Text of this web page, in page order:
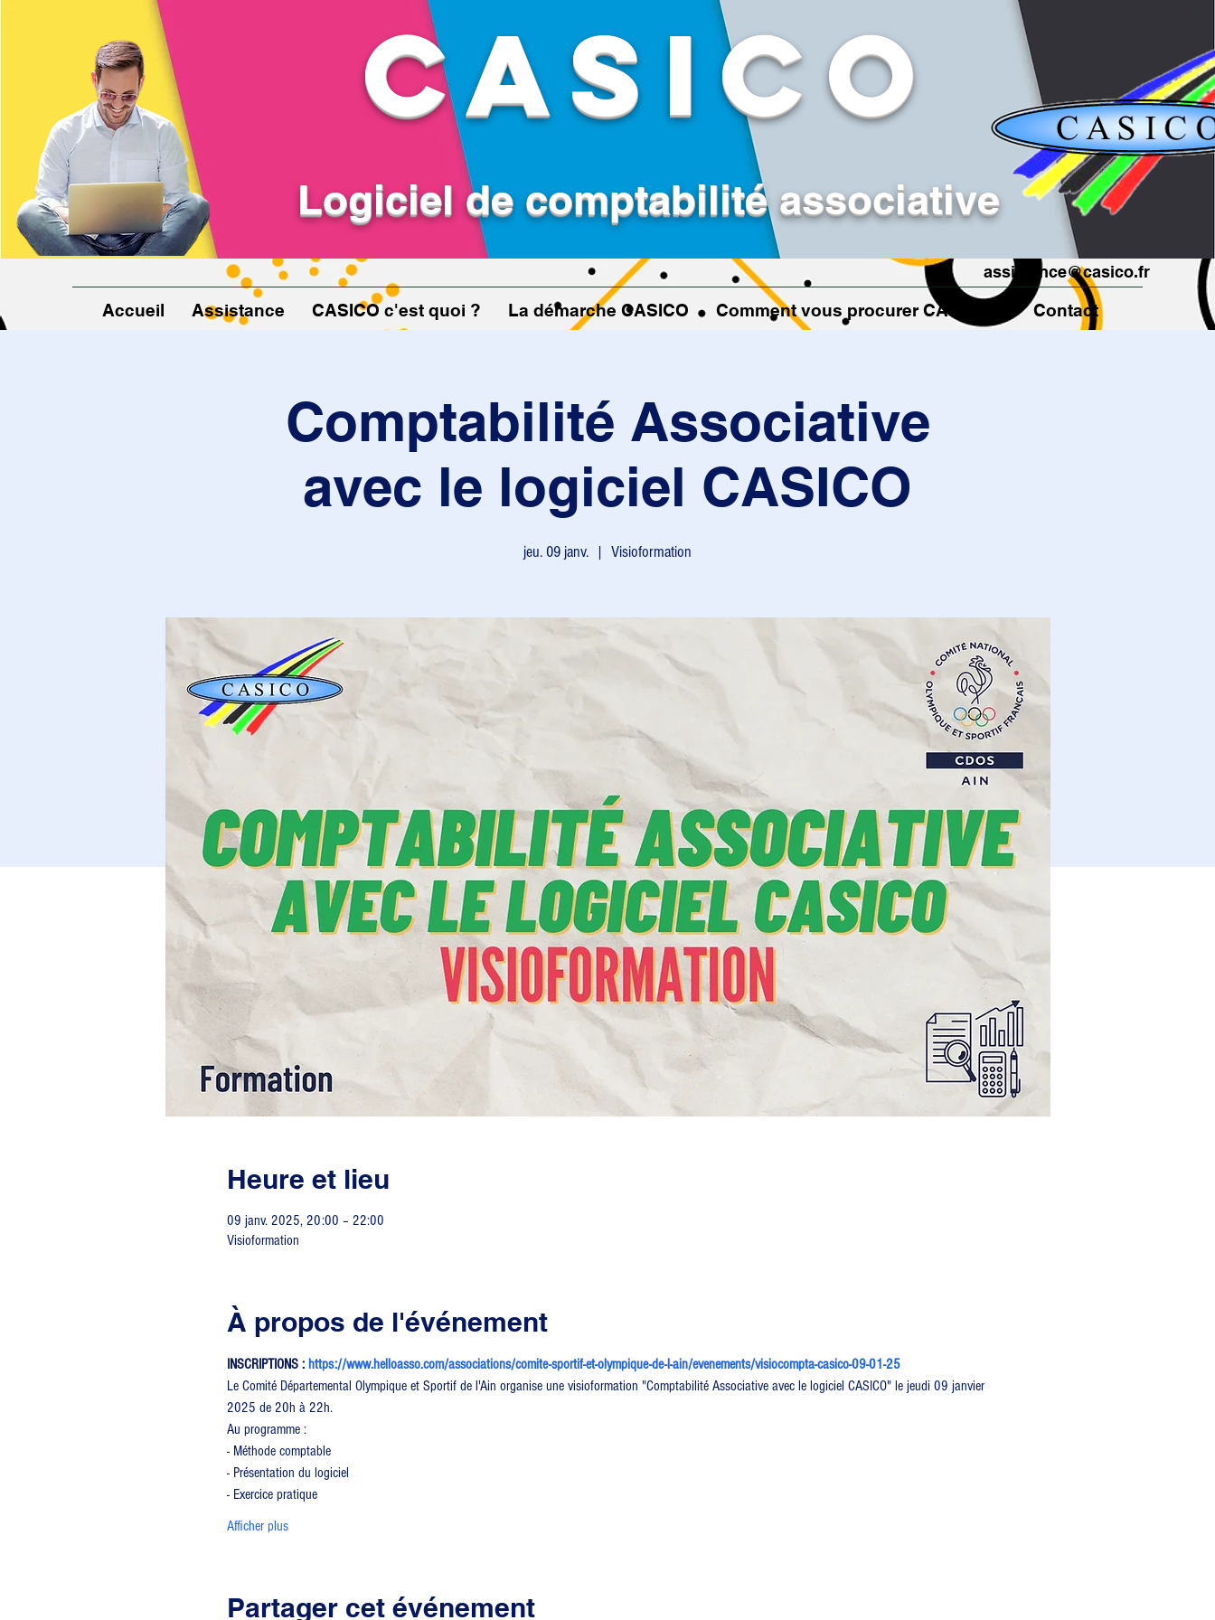
CASICO
Logiciel de comptabilité associative
assistance@casico.fr
Accueil Assistance CASICO c'est quoi ? La démarche CASICO Comment vous procurer CASICO ? Contact
Comptabilité Associative
avec le logiciel CASICO
jeu. 09 janv.
  |
Visioformation
Heure et lieu
09 janv. 2025, 20:00 – 22:00
Visioformation
À propos de l'événement
INSCRIPTIONS : https://www.helloasso.com/associations/comite-sportif-et-olympique-de-l-ain/evenements/visiocompta-casico-09-01-25
Le Comité Départemental Olympique et Sportif de l'Ain organise une visioformation "Comptabilité Associative avec le logiciel CASICO" le jeudi 09 janvier
2025 de 20h à 22h.
Au programme :
- Méthode comptable
- Présentation du logiciel
- Exercice pratique
Afficher plus
Partager cet événement